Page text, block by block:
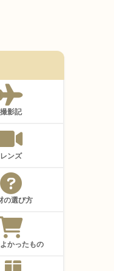
撮影記
レンズ
の選び方
かったもの